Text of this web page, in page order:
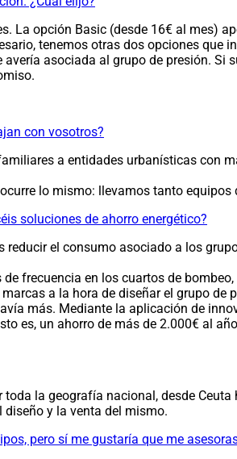
La opción Basic (desde 16€ al
tenemos otras dos opciones
asociada al grupo de presión.
con vosotros?
a entidades urbanísticas con
lo mismo: llevamos tanto
soluciones de ahorro energético?
reducir el consumo asociado a los
frecuencia en los cuartos de
a la hora de diseñar el grupo
más. Mediante la aplicación de
es, un ahorro de más de 2.000€ al
la geografía nacional, desde
y la venta del mismo.
pero sí me gustaría que me